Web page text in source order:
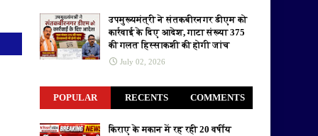
उपमुख्यमंत्री ने संतकबीरनगर डीएम को
कार्रवाई के दिए आदेश, गाटा संख्या 375
की गलत हिस्साकशी की होगी जांच
July 02, 2026
POPULAR RECENTS COMMENTS
किराए के मकान में रह रही 20 वर्षीय